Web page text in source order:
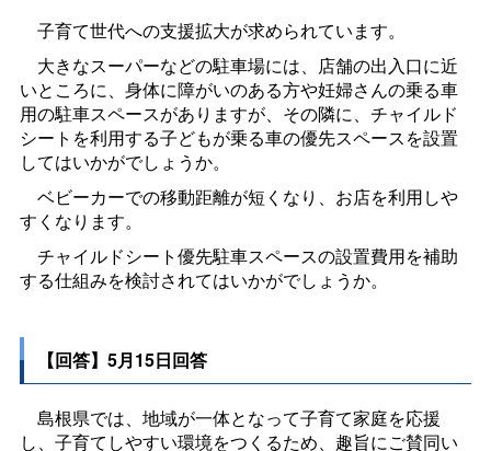
子育て世代への支援拡大が求められています。
大きなスーパーなどの駐車場には、店舗の出入口に近
いところに、身体に障がいのある方や妊婦さんの乗る車
用の駐車スペースがありますが、その隣に、チャイルド
シートを利用する子どもが乗る車の優先スペースを設置
してはいかがでしょうか。
ベビーカーでの移動距離が短くなり、お店を利用しや
すくなります。
チャイルドシート優先駐車スペースの設置費用を補助
する仕組みを検討されてはいかがでしょうか。
【回答】5月15日回答
島根県では、地域が一体となって子育て家庭を応援
し、子育てしやすい環境をつくるため、趣旨にご賛同い